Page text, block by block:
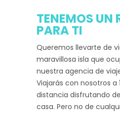
TENEMOS UN
PARA TI
Queremos llevarte de
maravillosa isla que
nuestra agencia de
Viajarás con nosotros a
distancia disfrutando
casa. Pero no de